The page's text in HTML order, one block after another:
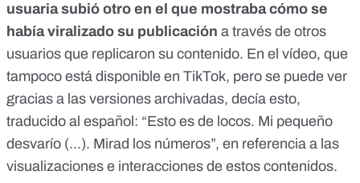
usuariasubió otro en el que mostraba cómo se
había viralizado su publicación a través de otros
usuarios que replicaron su contenido. En el vídeo, que
tampoco está disponible en TikTok, pero se puede ver
gracias a las versiones archivadas, decía esto,
traducido al español: “Esto es de locos. Mi pequeño
desvarío (...). Mirad los números”, en referencia a las
visualizaciones e interacciones de estos contenidos.